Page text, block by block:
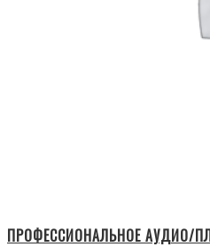
ПРОФЕССИОНАЛЬНОЕ АУДИО/